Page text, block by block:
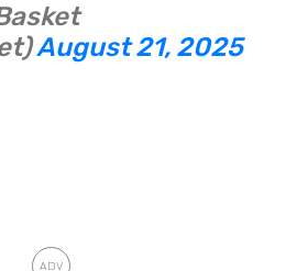
August 21, 2025